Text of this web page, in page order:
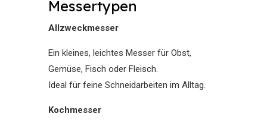
Messertypen
Allzweckmesser
Ein kleines, leichtes Messer für Obst,
Gemüse, Fisch oder Fleisch.
Ideal für feine Schneidarbeiten im Alltag.
Kochmesser